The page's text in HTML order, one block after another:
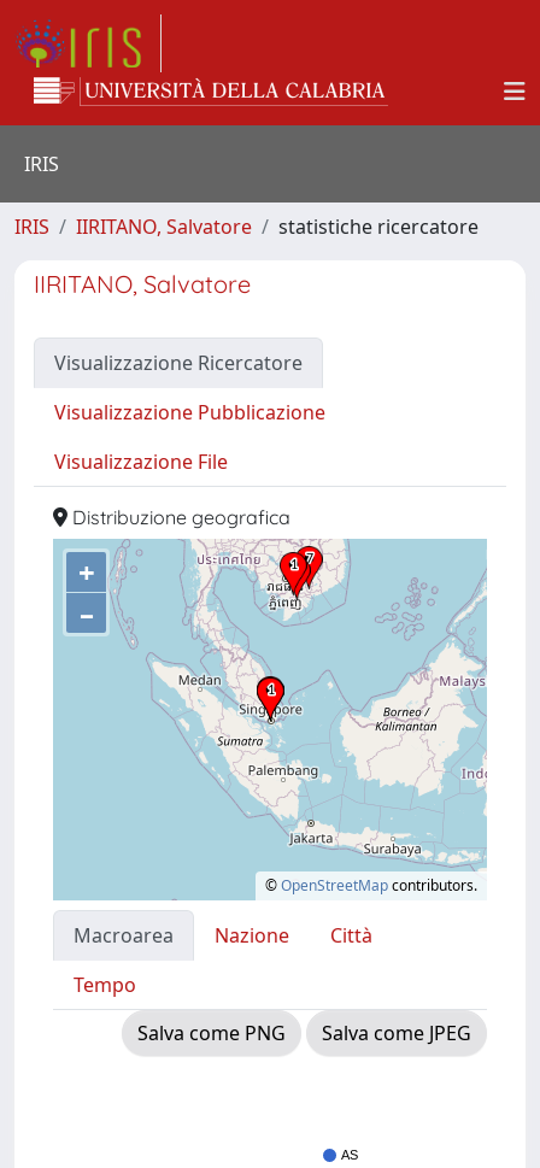
IRIS
IRIS IIRITANO, Salvatore statistiche ricercatore
IIRITANO, Salvatore
Visualizzazione Ricercatore
Visualizzazione Pubblicazione
Visualizzazione File
Distribuzione geografica
+
–
©OpenStreetMapcontributors.
Macroarea Nazione
Città
Tempo
Salva come PNG
Salva come JPEG
AS